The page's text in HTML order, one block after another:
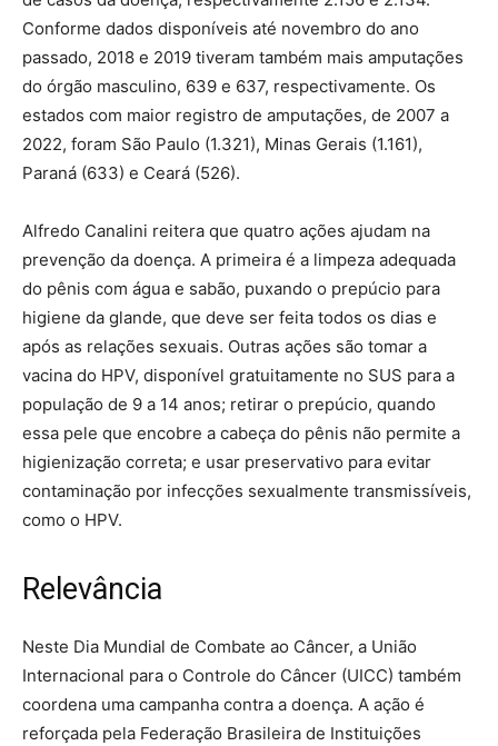
Conforme dados disponíveis até novembro do ano
passado, 2018 e 2019 tiveram também mais amputações
do órgão masculino, 639 e 637, respectivamente. Os
estados com maior registro de amputações, de 2007 a
2022, foram São Paulo (1.321), Minas Gerais (1.161),
Paraná (633) e Ceará (526).
Alfredo Canalini reitera que quatro ações ajudam na
prevenção da doença. A primeira é a limpeza adequada
do pênis com água e sabão, puxando o prepúcio para
higiene da glande, que deve ser feita todos os dias e
após as relações sexuais. Outras ações são tomar a
vacina do HPV, disponível gratuitamente no SUS para a
população de 9 a 14 anos; retirar o prepúcio, quando
essa pele que encobre a cabeça do pênis não permite a
higienização correta; e usar preservativo para evitar
contaminação por infecções sexualmente transmissíveis,
como o HPV.
Relevância
Neste Dia Mundial de Combate ao Câncer, a União
Internacional para o Controle do Câncer (UICC) também
coordena uma campanha contra a doença. A ação é
reforçada pela Federação Brasileira de Instituições